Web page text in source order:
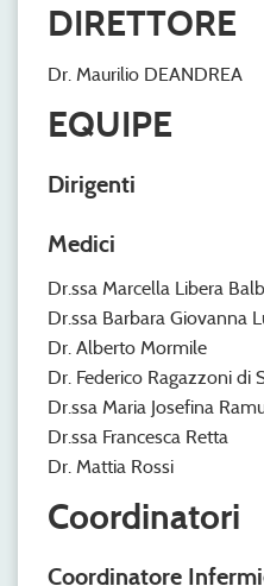
DIRETTORE
Dr. Maurilio DEANDREA
EQUIPE
Dirigenti
Medici
Dr.ssa Marcella Libera
Dr.ssa Barbara Giovanna
Dr. Alberto Mormile
Dr. Federico Ragazzoni di
Dr.ssa Maria Josefina
Dr.ssa Francesca Retta
Dr. Mattia Rossi
Coordinatori
Coordinatore